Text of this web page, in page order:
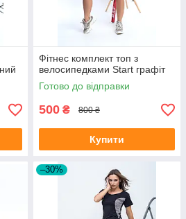
Фітнес комплект топ з
велосипедками Start графіт
Готово до відправки
500 ₴ 800 ₴
Купити
–30%